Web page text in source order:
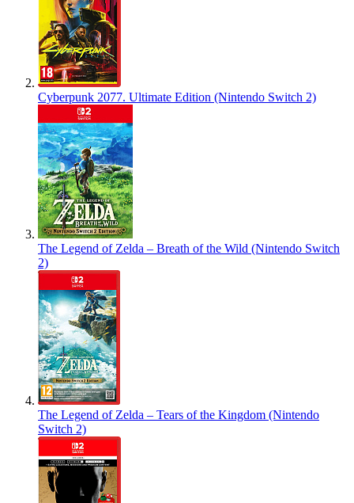
Cyberpunk 2077. Ultimate Edition (Nintendo Switch 2)
The Legend of Zelda – Breath of the Wild (Nintendo Switch
2)
The Legend of Zelda – Tears of the Kingdom (Nintendo
Switch 2)